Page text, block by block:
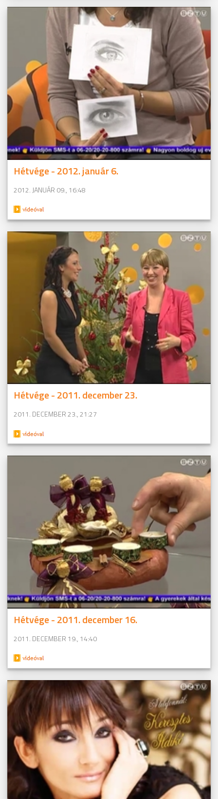
Hétvége - 2012. január 6.
2012. JANUÁR 09., 16:48
Hétvége - 2011. december 23.
2011. DECEMBER 23., 21:27
Hétvége - 2011. december 16.
2011. DECEMBER 19., 14:40